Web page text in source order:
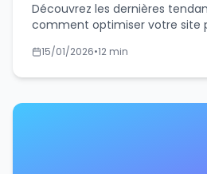
Découvrez les dernières
comment optimiser votre site
concrètes.
15/01/2026•12 min